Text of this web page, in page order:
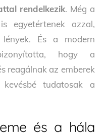
rendelkezik. Még a
egyetértenek azzal,
És a modern
hogy a
reagálnak az emberek
tudatosak a
és a hála